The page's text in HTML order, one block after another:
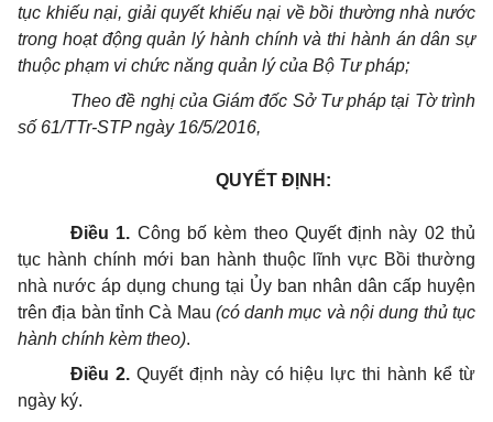
tục khiếu nại, giải quyết khiếu nại về bồi thường nhà nước
trong hoạt động quản lý hành chính và thi hành án dân sự
thuộc phạm vi chức năng quản lý của Bộ Tư pháp;
Theo đề nghị của Giám đốc Sở Tư pháp tại Tờ trình
số 61/TTr-STP ngày 16/5/2016,
QUYẾT ĐỊNH:
Điều 1. Công bố kèm theo Quyết định này 02 thủ
tục hành chính mới ban hành thuộc lĩnh vực Bồi thường
nhà nước áp dụng chung tại Ủy ban nhân dân cấp huyện
trên địa bàn tỉnh Cà Mau (có danh mục và nội dung thủ tục
hành chính kèm theo).
Điều 2.Quyết định này có hiệu lực thi hành kể từ
ngày ký.